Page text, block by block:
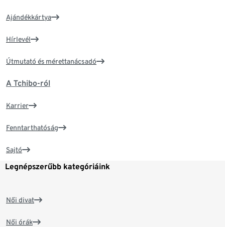
Ajándékkártya
Hírlevél
Útmutató és mérettanácsadó
A Tchibo-ról
Karrier
Fenntarthatóság
Sajtó
Legnépszerűbb kategóriáink
Női divat
Női órák